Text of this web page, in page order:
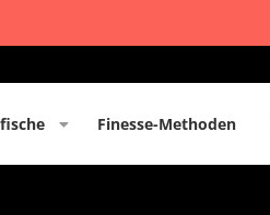
Finesse-Methoden